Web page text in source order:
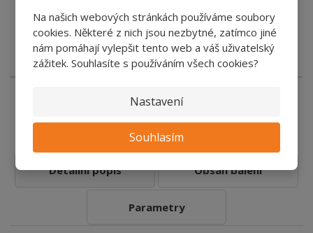
Na našich webových stránkách používáme soubory
cookies. Některé z nich jsou nezbytné, zatímco jiné
nám pomáhají vylepšit tento web a váš uživatelský
zážitek. Souhlasíte s používáním všech cookies?
Nastavení
Souhlasím
457,40 Kč
s DPH
Ukázat variantu
Detailní popis Obsah balení
Parametry